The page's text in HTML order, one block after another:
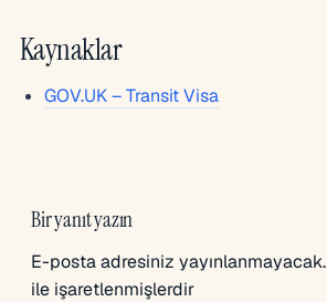
Kaynaklar
GOV.UK – Transit Visa
Bir yanıt yazın
E-posta adresiniz yayınlanmayacak.
ile işaretlenmişlerdir